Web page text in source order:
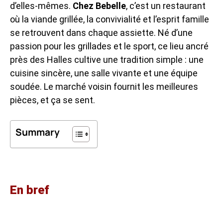
d’elles-mêmes. Chez Bebelle, c’est un restaurant
où la viande grillée, la convivialité et l’esprit famille
se retrouvent dans chaque assiette. Né d’une
passion pour les grillades et le sport, ce lieu ancré
près des Halles cultive une tradition simple : une
cuisine sincère, une salle vivante et une équipe
soudée. Le marché voisin fournit les meilleures
pièces, et ça se sent.
Summary
En bref